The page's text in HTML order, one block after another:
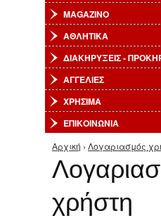
MAGAZINO
ΑΘΛΗΤΙΚΑ
ΔΙΑΚΗΡΥΞΕΙΣ -
ΑΓΓΕΛΙΕΣ
ΧΡΗΣΙΜΑ
ΕΠΙΚΟΙΝΩΝΙΑ
Είστε εδώ
Αρχική › Λογαριασμός
χρήστη